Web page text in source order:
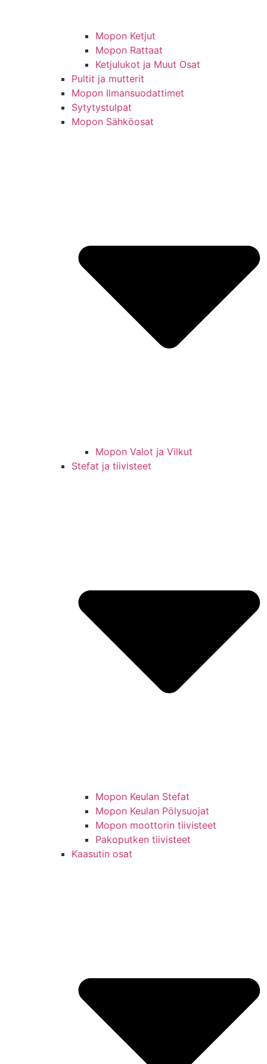
Mopon Ketjut
Mopon Rattaat
Ketjulukot ja Muut Osat
Pultit ja mutterit
Mopon Ilmansuodattimet
Sytytystulpat
Mopon Sähköosat
Mopon Valot ja Vilkut
Stefat ja tiivisteet
Mopon Keulan Stefat
Mopon Keulan Pölysuojat
Mopon moottorin tiivisteet
Pakoputken tiivisteet
Kaasutin osat